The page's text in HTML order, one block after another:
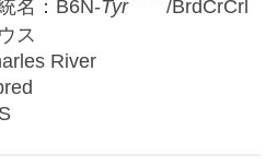
名：B6N-Tyr
/BrdCrCrl
ス
River